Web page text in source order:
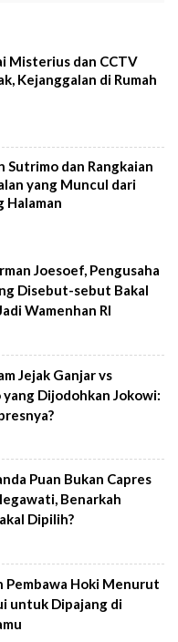
Misterius dan CCTV
Kejanggalan di Rumah
Sutrimo dan Rangkaian
yang Muncul dari
Halaman
Joesoef, Pengusaha
Disebut-sebut Bakal
Wamenhan RI
Jejak Ganjar vs
yang Dijodohkan Jokowi:
Puan Bukan Capres
Benarkah
Dipilih?
Pembawa Hoki Menurut
untuk Dipajang di